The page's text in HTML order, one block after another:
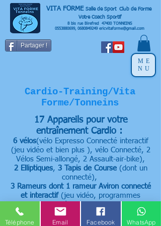
Partager !
VITA FORME Salle de Sport Club de Forme
Votre Coach Sportif
8 bis rue Birefred 47400 TONNEINS
0553880699, 0680849249 ericvitaforme@gmail.com
ME
NU
Cardio-Training/Vita
Forme/Tonneins
17 Appareils pour votre
entraînement Cardio :
6 vélos(vélo Expresso Connecté interactif
(jeu vidéo et bien plus ), vélo Connecté, 2
Vélos Semi-allongé, 2 Assault-air-bike),
2Elliptiques, 3 Tapis de Course(dont un
connecté),
3Rameurs dont 1 rameur Aviron connecté
et interactif (jeu vidéo, programmes
Stepper,Ski Erg,
Stair-trainer
Téléphone
Email Facebook WhatsApp